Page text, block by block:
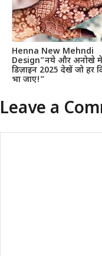
Henna New Mehndi
Design”नये और अनोखे
डिज़ाइन 2025 देखें जो हर
भा जाए!”
Leave a